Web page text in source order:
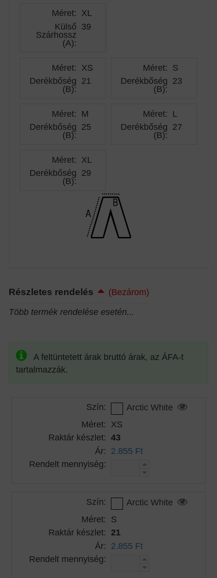
Méret: XL
Külső
Szárhossz
(A):
39
Méret: XS
Derékbőség
(B):
21
Méret: S
Derékbőség
(B):
23
Méret: M
Derékbőség
(B):
25
Méret: L
Derékbőség
(B):
27
Méret: XL
Derékbőség
(B):
29
Részletes rendelés
(Bezárom)
Több termék rendelése esetén...
A feltüntetett árak bruttó árak, az ÁFA-t
tartalmazzák.
Szín:
Arctic White
Méret: XS
Raktár készlet: 43
Ár: 2.855 Ft
Rendelt mennyiség:
Szín:
Arctic White
Méret: S
Raktár készlet: 21
Ár: 2.855 Ft
Rendelt mennyiség: